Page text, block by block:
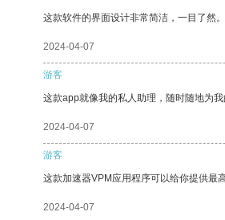
这款软件的界面设计非常简洁，一目了然。
2024-04-07
游客
这款app就像我的私人助理，随时随地为
2024-04-07
游客
这款加速器VPM应用程序可以给你提供最
2024-04-07